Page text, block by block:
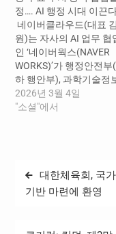
우드 데이터베이스 상품
로, 인프라 관리 없이도
프라이즈급 고성능·대
환경을 지원하면서 기존
상머신(VM) 기반 관리형
이터베이스 서비스의
한계를 극복한 것이…
정…. AI 행정 시대 이끈
네이버클라우드(대표
원)는 자사의 AI 업무 협
인 ‘네이버웍스(NAVER
WORKS)’가 행정안전부
하 행안부), 과학기술정
신부(이하 과기부), 식품
약품안전처의 공식 협업
한 주요 기관의 선택을
쾌거를 이루며, 공공 행정
안부와 과기부가 함께
2026년 3월 4일
"소셜"에서
글
탐
대한체육회, 국
기반 마련에 환영